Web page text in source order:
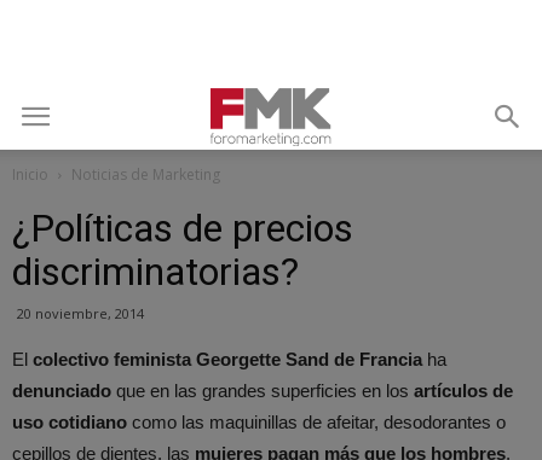
Inicio Noticias de Marketing
¿Políticas de precios
discriminatorias?
20 noviembre, 2014
El colectivo feminista Georgette Sand de Francia ha
denunciado que en las grandes superficies en los artículos de
uso cotidiano como las maquinillas de afeitar, desodorantes o
cepillos de dientes, las mujeres pagan más que los hombres.